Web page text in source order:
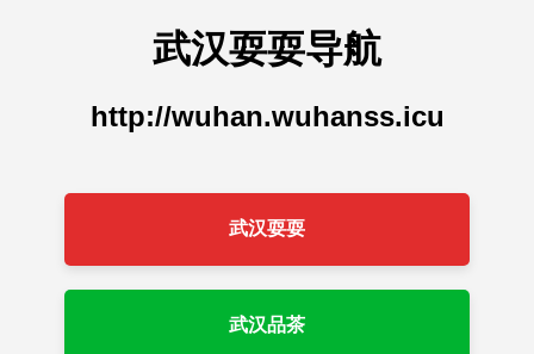
武汉耍耍导航
http://wuhan.wuhanss.icu
武汉耍耍
武汉品茶